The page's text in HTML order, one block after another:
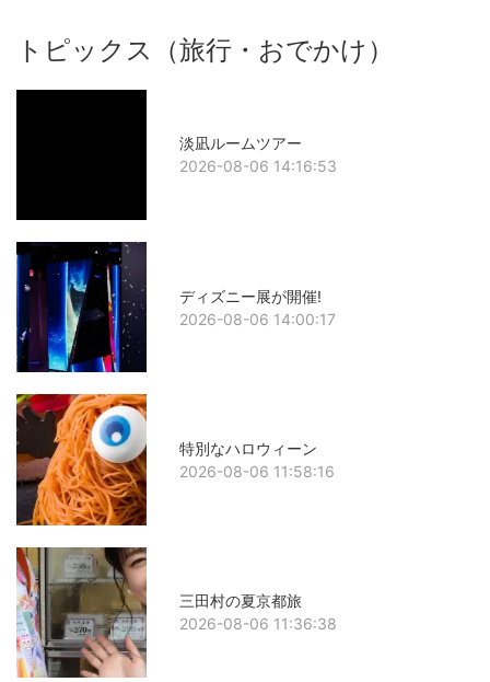
トピックス（旅行・おでかけ）
淡凪ルームツアー
2026-08-06 14:16:53
ディズニー展が開催!
2026-08-06 14:00:17
特別なハロウィーン
2026-08-06 11:58:16
三田村の夏京都旅
2026-08-06 11:36:38